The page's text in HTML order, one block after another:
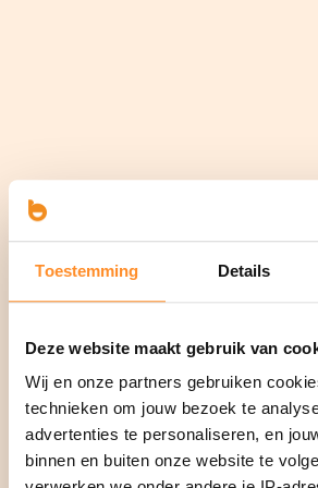
Toestemming Details
Deze website maakt gebruik van
Wij en onze partners gebruiken
technieken om jouw bezoek te
advertenties te personaliseren, en
binnen en buiten onze website te